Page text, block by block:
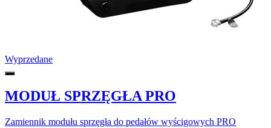
Wyprzedane
MODUŁ SPRZĘGŁA PRO
Zamiennik modułu sprzęgła do pedałów wyścigowych PRO